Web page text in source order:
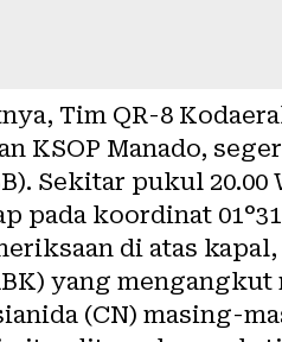
Tim QR-8
KSOP Manado,
Sekitar pukul
pada koordinat
di atas
yang
(CN) masing-